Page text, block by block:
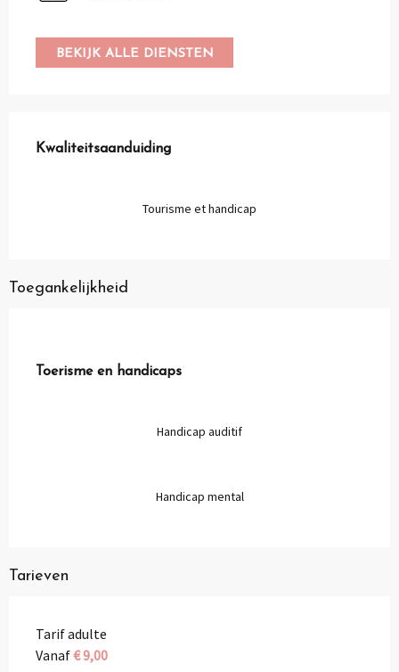
BEKIJK ALLE DIENSTEN
Kwaliteitsaanduiding
Kwaliteitsaanduiding
Tourisme et handicap
Toegankelijkheid
Toerisme en handicaps
Toerisme en handicaps
Handicap auditif
Handicap mental
Tarieven
Tarif adulte
Vanaf€ 9,00